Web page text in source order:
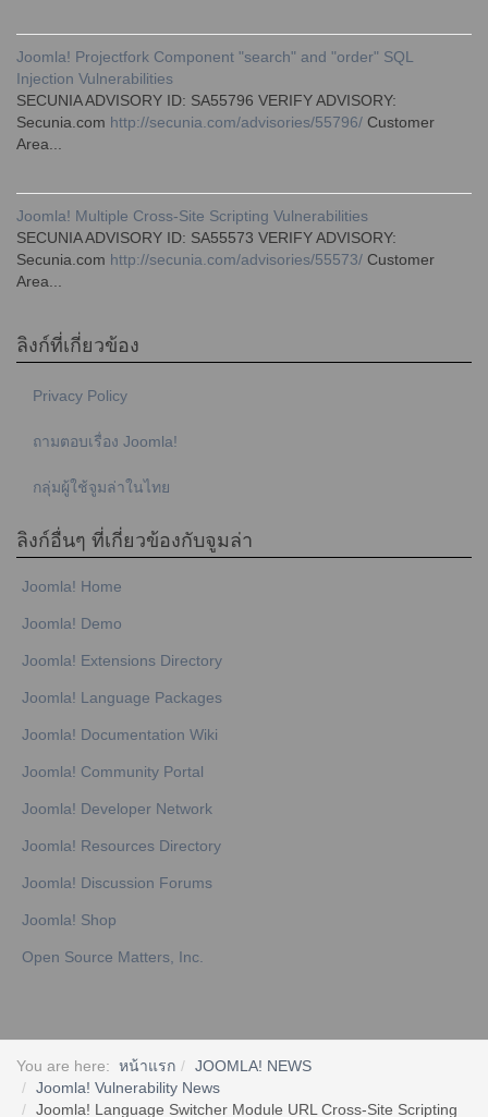
Joomla! Projectfork Component "search" and "order" SQL
Injection Vulnerabilities
SECUNIA ADVISORY ID: SA55796 VERIFY ADVISORY:
Secunia.com http://secunia.com/advisories/55796/ Customer
Area...
Joomla! Multiple Cross-Site Scripting Vulnerabilities
SECUNIA ADVISORY ID: SA55573 VERIFY ADVISORY:
Secunia.com http://secunia.com/advisories/55573/ Customer
Area...
ลิงก์ที่เกี่ยวข้อง
Privacy Policy
ถามตอบเรื่อง Joomla!
กลุ่มผู้ใช้จูมล่าในไทย
ลิงก์อื่นๆ ที่เกี่ยวข้องกับจูมล่า
Joomla! Home
Joomla! Demo
Joomla! Extensions Directory
Joomla! Language Packages
Joomla! Documentation Wiki
Joomla! Community Portal
Joomla! Developer Network
Joomla! Resources Directory
Joomla! Discussion Forums
Joomla! Shop
Open Source Matters, Inc.
You are here: หน้าแรก
JOOMLA! NEWS
Joomla! Vulnerability News
Joomla! Language Switcher Module URL Cross-Site Scripting